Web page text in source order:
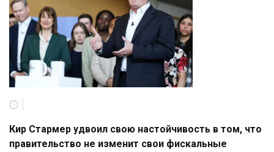
Кир Стармер удвоил свою настойчивость в том, что
правительство не изменит свои фискальные